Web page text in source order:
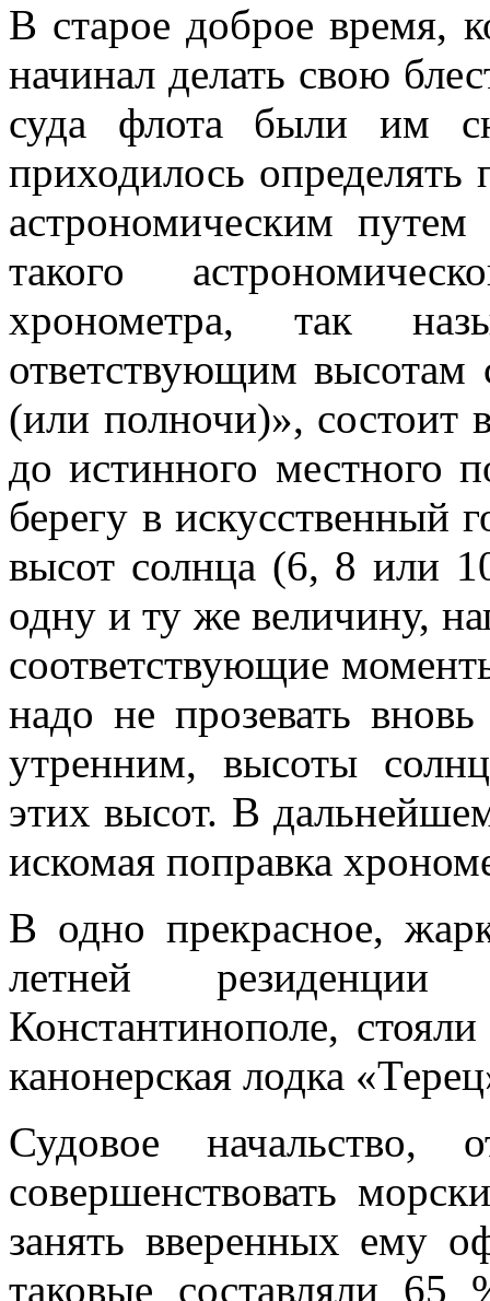
В старое доброе время,
начинал делать свою
суда флота были им
приходилось
астро­номическим
такого
хронометра, так
ответствующим высотам
(или полночи)», состоит
до истинного местного
берегу в искусствен­ный
высот солнца (6, 8 или
одну и ту же величину,
соответствующие
надо не прозевать
утренним, вы­соты
этих высот. В
искомая поправка
В одно прекрасное,
летней
Константинополе,
канонерская лодка
Судовое начальство,
совершенствовать
занять вверенных ему
таковые составляли 65